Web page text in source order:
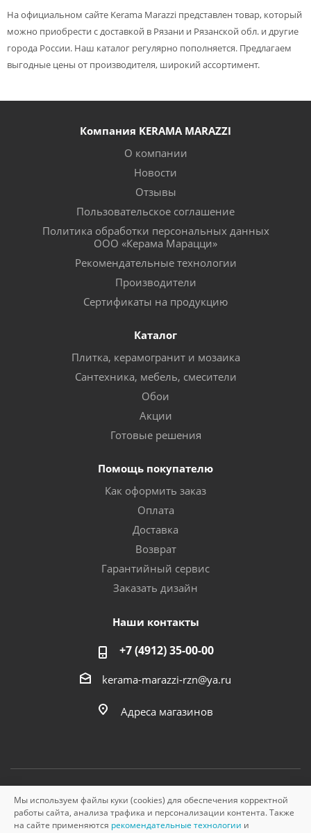
На официальном сайте Kerama Marazzi представлен товар, который
можно приобрести с доставкой в Рязани и Рязанской обл. и другие
города России. Наш каталог регулярно пополняется. Предлагаем
выгодные цены от производителя, широкий ассортимент.
Компания KERAMA MARAZZI
О компании
Новости
Отзывы
Пользовательское соглашение
Политика обработки персональных данных
ООО «Керама Марацци»
Рекомендательные технологии
Производители
Сертификаты на продукцию
Каталог
Плитка, керамогранит и мозаика
Сантехника, мебель, смесители
Обои
Акции
Готовые решения
Помощь покупателю
Как оформить заказ
Оплата
Доставка
Возврат
Гарантийный сервис
Заказать дизайн
Наши контакты
+7 (4912) 35-00-00
kerama-marazzi-rzn@ya.ru
Адреса магазинов
© «Керама Марацци», ОГРН 1145749000210, 2026
Мы используем файлы куки (cookies) для обеспечения корректной
работы сайта, анализа трафика и персонализации контента. Также
на сайте применяются рекомендательные технологии и